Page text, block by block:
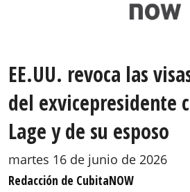
EE.UU. revoca las
del exvicepresidente
Lage y de su esposo
martes 16 de junio de 2026
Redacción de CubitaNOW